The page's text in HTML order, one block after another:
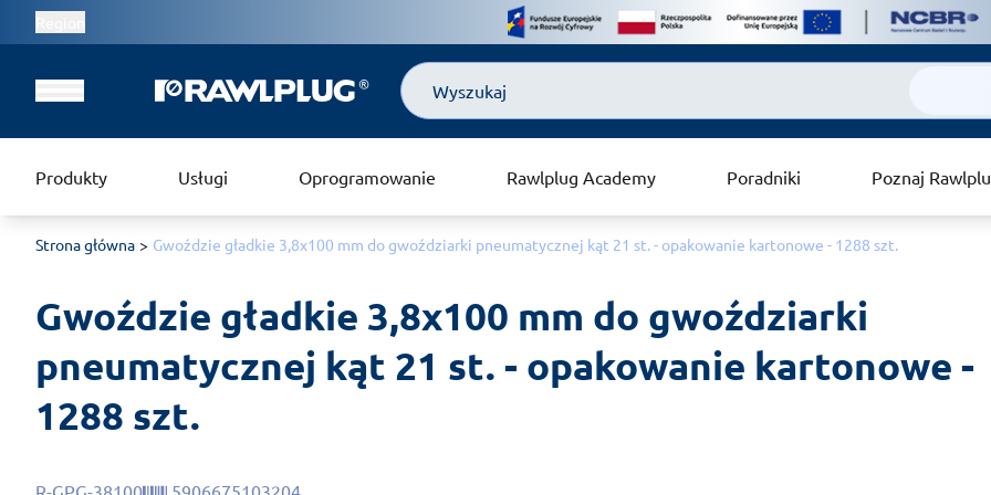
Szukaj
Produkty Usługi Oprogramowanie Rawlplug Academy Poradniki Poznaj
Strona główna Gwoździe gładkie 3,8x100 mm do gwoździarki pneumatycznej kąt 21 st. - opakowanie kartonowe - 1288 szt.
Gwoździe gładkie 3,8x100 mm do gwoździarki
pneumatycznej kąt 21 st. - opakowanie kartonowe -
1288 szt.
R-GPG-38100 5906675103204